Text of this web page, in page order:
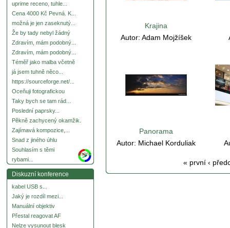
uprime receno, tuhle...
Cena 4000 Kč Pevná. K...
možná je jen zaseknutý...
Že by tady nebyl žádný
Zdravím, mám podobný...
Zdravím, mám podobný...
Téměř jako malba včetně
já jsem tuhně něco...
https://sourceforge.net/...
Oceňuji fotografickou
Taky bych se tam rád...
Poslední paprsky...
Pěkně zachycený okamžik.
Zajímavá kompozice,...
Snad z jiného úhlu
Souhlasím s těmi
rybami...
more
Diskuzní konference
kabel USB s...
Jaký je rozdíl mezi...
Manuální objektiv
Přestal reagovat AF
Nelze vysunout blesk
Krajina
Autor: Adam Mojžíšek
Panorama
Autor: Michael Korduliak
« první ‹